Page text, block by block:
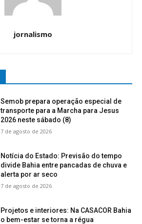
jornalismo
Semob prepara operação especial de
transporte para a Marcha para Jesus
2026 neste sábado (8)
7 de agosto de 2026
Notícia do Estado: Previsão do tempo
divide Bahia entre pancadas de chuva e
alerta por ar seco
7 de agosto de 2026
Projetos e interiores: Na CASACOR Bahia
o bem-estar se torna a régua